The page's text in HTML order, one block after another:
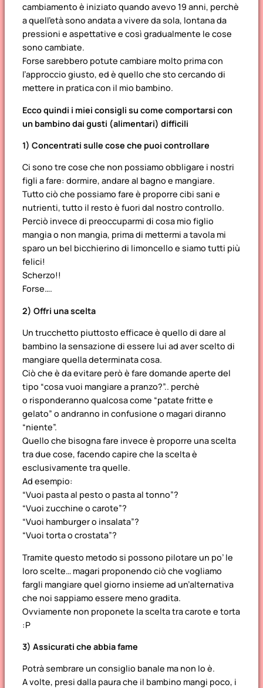
cambiamento è iniziato quando avevo 19 anni, perchè
a quell’età sono andata a vivere da sola, lontana da
pressioni e aspettative e così gradualmente le cose
sono cambiate.
Forse sarebbero potute cambiare molto prima con
l’approccio giusto, ed è quello che sto cercando di
mettere in pratica con il mio bambino.
Ecco quindi i miei consigli su come comportarsi con
un bambino dai gusti (alimentari) difficili
1) Concentrati sulle cose che puoi controllare
Ci sono tre cose che non possiamo obbligare i nostri
figli a fare: dormire, andare al bagno e mangiare.
Tutto ciò che possiamo fare è proporre cibi sani e
nutrienti, tutto il resto è fuori dal nostro controllo.
Perciò invece di preoccuparmi di cosa mio figlio
mangia o non mangia, prima di mettermi a tavola mi
sparo un bel bicchierino di limoncello e siamo tutti più
felici!
Scherzo!!
Forse….
2) Offri una scelta
Un trucchetto piuttosto efficace è quello di dare al
bambino la sensazione di essere lui ad aver scelto di
mangiare quella determinata cosa.
Ciò che è da evitare però è fare domande aperte del
tipo “cosa vuoi mangiare a pranzo?”.. perchè
o risponderanno qualcosa come “patate fritte e
gelato” o andranno in confusione o magari diranno
“niente”.
Quello che bisogna fare invece è proporre una scelta
tra due cose, facendo capire che la scelta è
esclusivamente tra quelle.
Ad esempio:
“Vuoi pasta al pesto o pasta al tonno”?
“Vuoi zucchine o carote”?
“Vuoi hamburger o insalata”?
“Vuoi torta o crostata”?
Tramite questo metodo si possono pilotare un po’ le
loro scelte… magari proponendo ciò che vogliamo
fargli mangiare quel giorno insieme ad un’alternativa
che noi sappiamo essere meno gradita.
Ovviamente non proponete la scelta tra carote e torta
:P
3) Assicurati che abbia fame
Potrà sembrare un consiglio banale ma non lo è.
A volte, presi dalla paura che il bambino mangi poco, i